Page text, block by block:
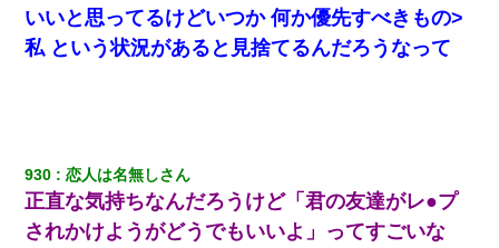
いいと思ってるけどいつか 何か優先すべきもの>
私 という状況があると見捨てるんだろうなって
930 恋人は名無しさん
正直な気持ちなんだろうけど「君の友達がレ●プ
されかけようがどうでもいいよ」ってすごいな